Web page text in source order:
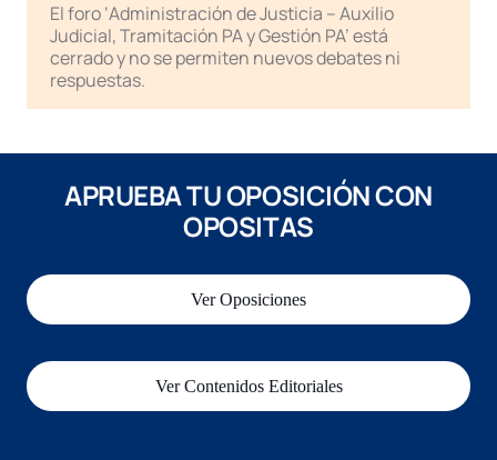
El foro ‘Administración de Justicia – Auxilio
Judicial, Tramitación PA y Gestión PA’ está
cerrado y no se permiten nuevos debates ni
respuestas.
APRUEBA TU OPOSICIÓN CON
OPOSITAS
Ver Oposiciones
Ver Contenidos Editoriales